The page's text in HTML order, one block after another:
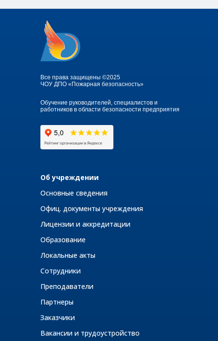
Преподаватели
Партнеры
Заказчики
Вакансии и трудоустройство
Об учреждении
Основные сведения
Офиц. документы учреждения
Лицензии и аккредитации
Образование
Локальные акты
Сотрудники
Все права защищены ©2025
ЧОУ ДПО «Пожарная безопасность»
Обучение руководителей, специалистов и
работников в области безопасности предприятия